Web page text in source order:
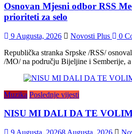
Osnovan Mjesni odbor RSS
prioriteti za selo
9 Augusta, 2026 Novosti Plus 0
Republička stranka Srpske /RSS/
/MO/ na području Bijeljine i Semberije,
Muzika Poslednje vijesti
NISU MI DALI DA TE